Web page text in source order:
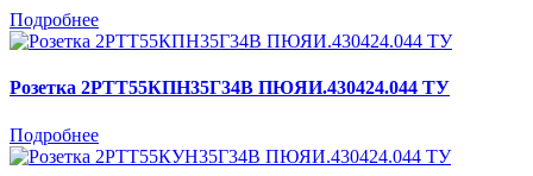
Подробнее
Розетка 2РТТ55КПН35Г34В ПЮЯИ.430424.044 ТУ
Подробнее